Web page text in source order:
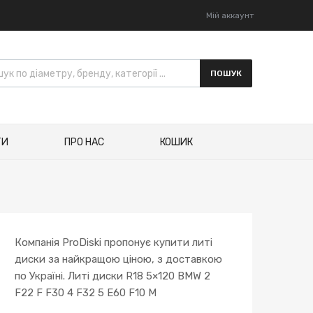
Мій аккаунт
товарів
ПОШУК
ПРО НАС КОШИК
Компанія ProDiski пропонує купити литі
диски за найкращою ціною, з доставкою
по Україні. Литі диски R18 5×120 BMW 2
F22 F F30 4 F32 5 E60 F10 M